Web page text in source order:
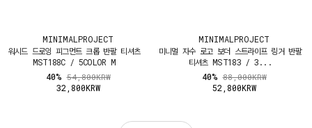
MINIMALPROJECT
워시드 드로잉 피그먼트 크롭 반팔 티셔츠
MST188C / 5COLOR M
40%54,800KRW
32,800KRW
MINIMALPROJECT
미니멀 자수 로고 보더 스트라이프 링거 반팔
티셔츠 MST183 / 3...
40%88,000KRW
52,800KRW